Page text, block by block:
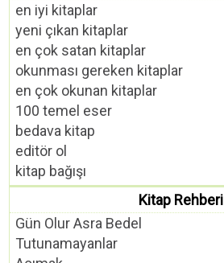
en iyi kitaplar
yeni çıkan kitaplar
en çok satan kitaplar
okunması gereken kitaplar
en çok okunan kitaplar
100 temel eser
bedava kitap
editör ol
kitap bağışı
Kitap Rehberi
Gün Olur Asra Bedel
Tutunamayanlar